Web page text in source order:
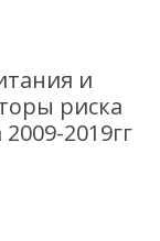
и
риска
2019гг